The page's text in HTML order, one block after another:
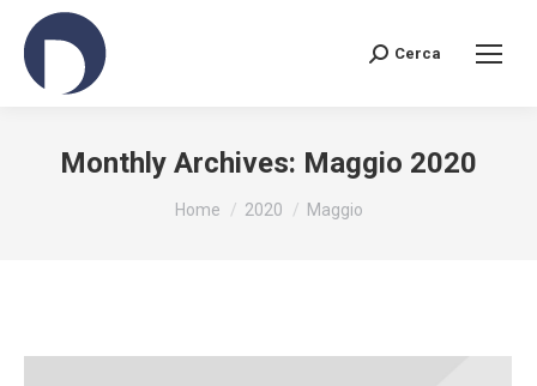
Search:
Cerca
Monthly Archives: Maggio 2020
You are here:
Home 2020 Maggio